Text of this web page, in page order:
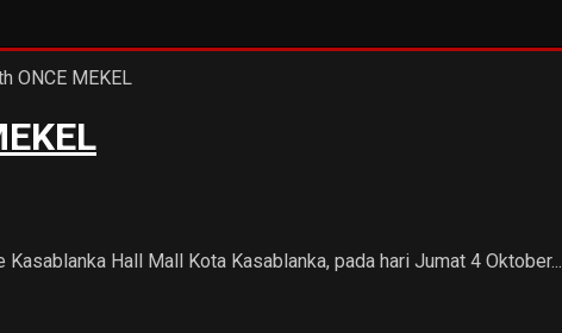
Hall Mall Kota Kasablanka, pada hari Jumat 4 Oktober...